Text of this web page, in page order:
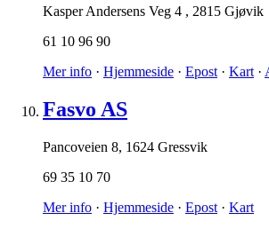
Kasper Andersens Veg 4 , 2815 Gjøvik
61 10 96 90
Mer info · Hjemmeside · Epost · Kart ·
Fasvo AS
Pancoveien 8, 1624 Gressvik
69 35 10 70
Mer info · Hjemmeside · Epost · Kart